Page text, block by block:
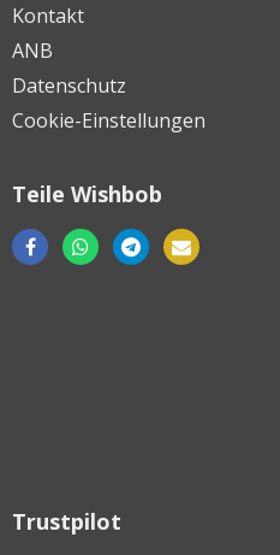
Kontakt
ANB
Datenschutz
Cookie-Einstellungen
Teile Wishbob
Trustpilot